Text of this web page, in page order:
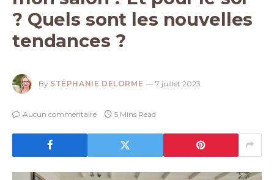
? Quels sont les nouvelles
tendances ?
By STÉPHANIE DELORME 7 juillet 2023
Aucun commentaire 5 Mins Read